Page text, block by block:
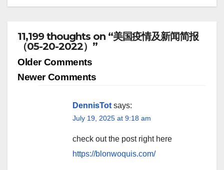
11,199 thoughts on “美国疫情及新闻简报
（05-20-2022）”
Comment
navigation
Older Comments
Newer Comments
DennisTot says:
July 19, 2025 at 9:18 am
check out the post right here
https://blonwoquis.com/